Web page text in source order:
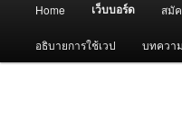
Home เว็บบอร์ด สมั
อธิบายการใช้เวป บทความ